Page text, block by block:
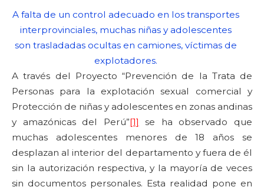
A falta de un control adecuado en los transportes
interprovinciales, muchas niñas y adolescentes
son trasladadas ocultas en camiones, víctimas de
explotadores.
A través del Proyecto “Prevención de la Trata de
Personas para la explotación sexual comercial y
Protección de niñas y adolescentes en zonas andinas
y amazónicas del Perú”[1] se ha observado que
muchas adolescentes menores de 18 años se
desplazan al interior del departamento y fuera de él
sin la autorización respectiva, y la mayoría de veces
sin documentos personales. Esta realidad pone en